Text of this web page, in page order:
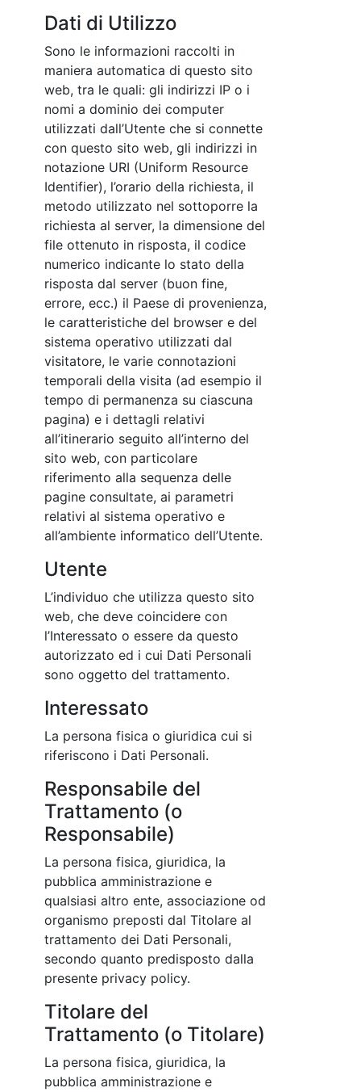
Dati di Utilizzo
Sono le informazioni raccolti in
maniera automatica di questo sito
web, tra le quali: gli indirizzi IP o i
nomi a dominio dei computer
utilizzati dall’Utente che si connette
con questo sito web, gli indirizzi in
notazione URI (Uniform Resource
Identifier), l’orario della richiesta, il
metodo utilizzato nel sottoporre la
richiesta al server, la dimensione del
file ottenuto in risposta, il codice
numerico indicante lo stato della
risposta dal server (buon fine,
errore, ecc.) il Paese di provenienza,
le caratteristiche del browser e del
sistema operativo utilizzati dal
visitatore, le varie connotazioni
temporali della visita (ad esempio il
tempo di permanenza su ciascuna
pagina) e i dettagli relativi
all’itinerario seguito all’interno del
sito web, con particolare
riferimento alla sequenza delle
pagine consultate, ai parametri
relativi al sistema operativo e
all’ambiente informatico dell’Utente.
Utente
L’individuo che utilizza questo sito
web, che deve coincidere con
l’Interessato o essere da questo
autorizzato ed i cui Dati Personali
sono oggetto del trattamento.
Interessato
La persona fisica o giuridica cui si
riferiscono i Dati Personali.
Responsabile del
Trattamento (o
Responsabile)
La persona fisica, giuridica, la
pubblica amministrazione e
qualsiasi altro ente, associazione od
organismo preposti dal Titolare al
trattamento dei Dati Personali,
secondo quanto predisposto dalla
presente privacy policy.
Titolare del
Trattamento (o Titolare)
La persona fisica, giuridica, la
pubblica amministrazione e